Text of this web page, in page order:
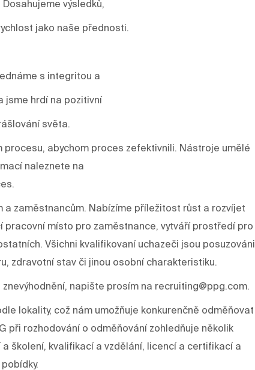
výsledků,
jako naše přednosti.
s integritou a
jsme hrdí na pozitivní
světa.
procesu, abychom proces zefektivnili. Nástroje umělé
naleznete na
zaměstnancům. Nabízíme příležitost růst a rozvíjet
místo pro zaměstnance, vytváří prostředí pro
Všichni kvalifikovaní uchazeči jsou posuzováni
zdravotní stav či jinou osobní charakteristiku.
napište prosím na recruiting@ppg.com.
lokality, což nám umožňuje konkurenčně odměňovat
při rozhodování o odměňování zohledňuje několik
školení, kvalifikací a vzdělání, licencí a certifikací a